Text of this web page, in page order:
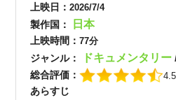
上映日：2026/7/4
製作国： 日本
上映時間：77分
ジャンル： ドキュメンタリー
総合評価： 4.5
あらすじ